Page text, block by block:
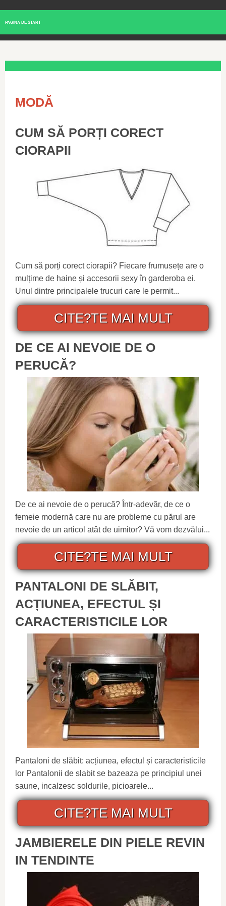
PAGINA DE START
MODĂ
CUM SĂ PORȚI CORECT
CIORAPII
Cum să porți corect ciorapii? Fiecare frumusețe are o
mulțime de haine și accesorii sexy în garderoba ei.
Unul dintre principalele trucuri care le permit...
CITE?TE MAI MULT
DE CE AI NEVOIE DE O
PERUCĂ?
De ce ai nevoie de o perucă? Într-adevăr, de ce o
femeie modernă care nu are probleme cu părul are
nevoie de un articol atât de uimitor? Vă vom dezvălui...
CITE?TE MAI MULT
PANTALONI DE SLĂBIT,
ACȚIUNEA, EFECTUL ȘI
CARACTERISTICILE LOR
Pantaloni de slăbit: acțiunea, efectul și caracteristicile
lor Pantalonii de slabit se bazeaza pe principiul unei
saune, incalzesc soldurile, picioarele...
CITE?TE MAI MULT
JAMBIERELE DIN PIELE REVIN
IN TENDINTE